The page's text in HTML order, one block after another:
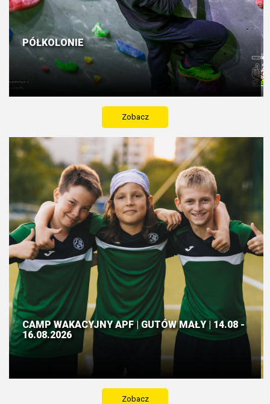
PÓŁKOLONIE
Zobacz
CAMP WAKACYJNY APF | GUTÓW MAŁY | 14.08 -
16.08.2026
Zobacz